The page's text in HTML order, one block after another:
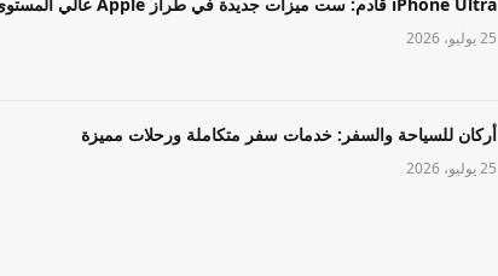
iPhone Ultra قادم: ست ميزات جديدة في طراز Apple عالي المستوى
25 يوليو، 2026
أركان للسياحة والسفر: خدمات سفر متكاملة ورحلات مميزة
25 يوليو، 2026